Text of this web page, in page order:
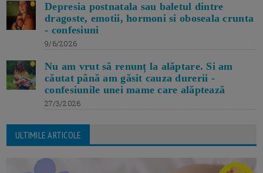
Depresia postnatala sau baletul dintre
dragoste, emotii, hormoni si oboseala crunta
- confesiuni
9/6/2026
Nu am vrut să renunț la alăptare. Si am
căutat până am găsit cauza durerii -
confesiunile unei mame care alăptează
27/3/2026
ULTIMILE ARTICOLE